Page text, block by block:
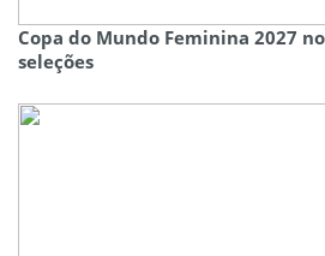
Copa do Mundo Feminina 2027
seleções